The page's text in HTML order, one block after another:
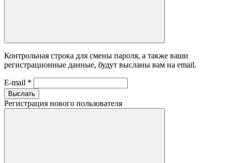
Контрольная строка для смены пароля, а также ваши
регистрационные данные, будут высланы вам на email.
E-mail *
Выслать
Регистрация нового пользователя